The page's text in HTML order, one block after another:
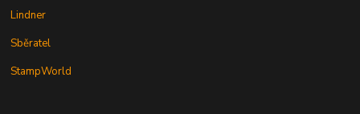
Lindner
Sběratel
StampWorld